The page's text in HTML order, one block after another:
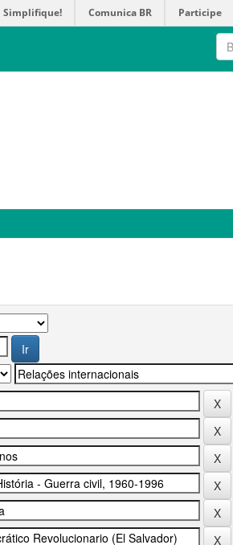
Simplifique! Comunica BR Participe